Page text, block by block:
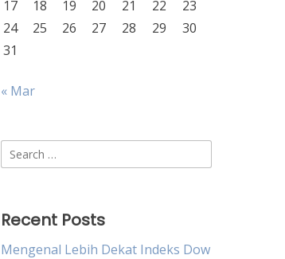
17
18 19 20 21 22
23
24
25 26 27 28 29
30
31
« Mar
Search
for:
Recent Posts
Mengenal Lebih Dekat Indeks Dow